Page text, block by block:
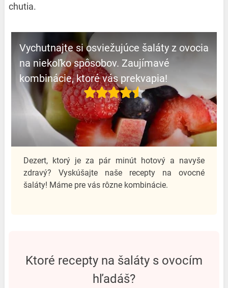
chutia.
Vychutnajte si osviežujúce šaláty z ovocia
na niekoľko spôsobov. Zaujímavé
kombinácie, ktoré vás prekvapia!
Dezert, ktorý je za pár minút hotový a navyše
zdravý? Vyskúšajte naše recepty na ovocné
šaláty! Máme pre vás rôzne kombinácie.
ktoré recepty na šaláty s ovocím
hľadáš?